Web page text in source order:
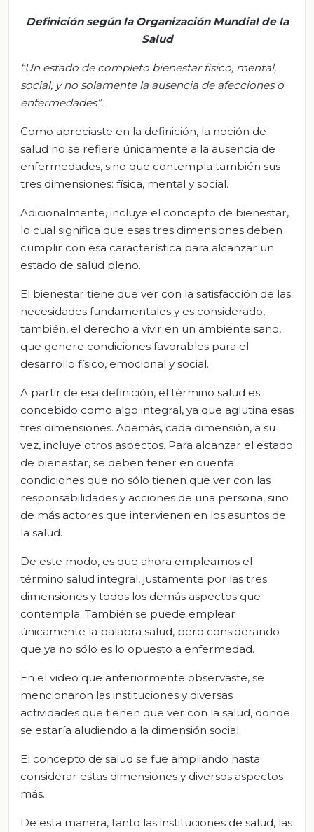
Definición según la Organización Mundial de la
Salud
“Un estado de completo bienestar físico, mental,
social, y no solamente la ausencia de afecciones o
enfermedades”.
Como apreciaste en la definición, la noción de
salud no se refiere únicamente a la ausencia de
enfermedades, sino que contempla también sus
tres dimensiones: física, mental y social.
Adicionalmente, incluye el concepto de bienestar,
lo cual significa que esas tres dimensiones deben
cumplir con esa característica para alcanzar un
estado de salud pleno.
El bienestar tiene que ver con la satisfacción de las
necesidades fundamentales y es considerado,
también, el derecho a vivir en un ambiente sano,
que genere condiciones favorables para el
desarrollo físico, emocional y social.
A partir de esa definición, el término salud es
concebido como algo integral, ya que aglutina esas
tres dimensiones. Además, cada dimensión, a su
vez, incluye otros aspectos. Para alcanzar el estado
de bienestar, se deben tener en cuenta
condiciones que no sólo tienen que ver con las
responsabilidades y acciones de una persona, sino
de más actores que intervienen en los asuntos de
la salud.
De este modo, es que ahora empleamos el
término salud integral, justamente por las tres
dimensiones y todos los demás aspectos que
contempla. También se puede emplear
únicamente la palabra salud, pero considerando
que ya no sólo es lo opuesto a enfermedad.
En el video que anteriormente observaste, se
mencionaron las instituciones y diversas
actividades que tienen que ver con la salud, donde
se estaría aludiendo a la dimensión social.
El concepto de salud se fue ampliando hasta
considerar estas dimensiones y diversos aspectos
más.
De esta manera, tanto las instituciones de salud, las